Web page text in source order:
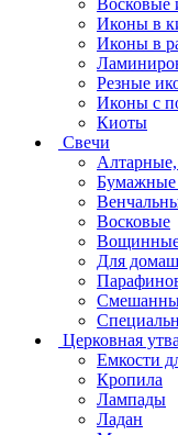
Иконы в
Иконы в
Резные
Иконы с
Киоты
Свечи
Алтарные,
Бумажные
Восковые
Для
Церковная
Емкости
Кропила
Лампады
Ладан